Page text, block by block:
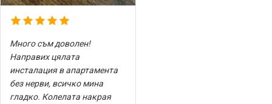
Много съм доволен!
Направих цялата
инсталация в апартамента
без нерви, всичко мина
гладко. Колелата накрая